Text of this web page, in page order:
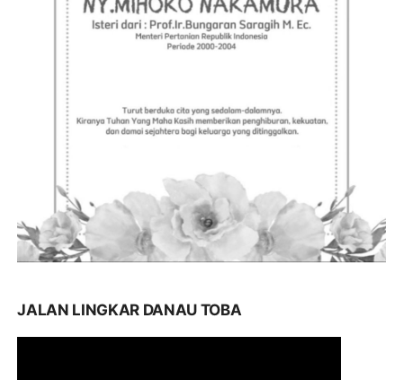
JALAN LINGKAR DANAU TOBA